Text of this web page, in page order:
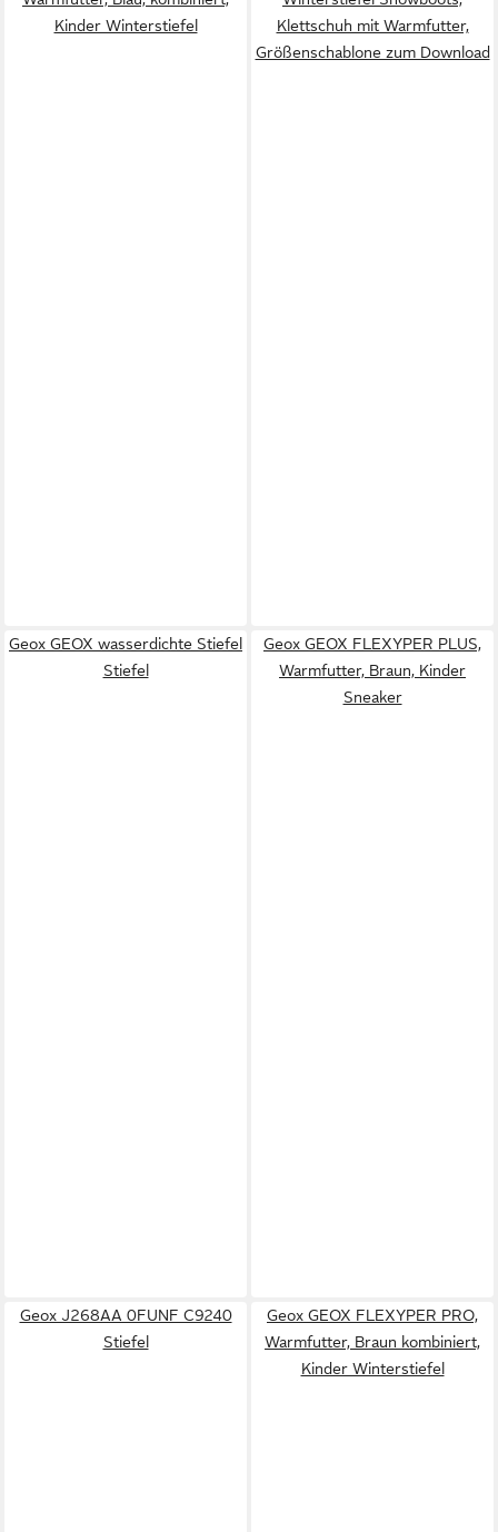
Kinder Winterstiefel
Klettschuh mit Warmfutter,
Größenschablone zum Download
Geox GEOX wasserdichte Stiefel
Stiefel
Geox GEOX FLEXYPER PLUS,
Warmfutter, Braun, Kinder
Sneaker
Geox J268AA 0FUNF C9240
Stiefel
Geox GEOX FLEXYPER PRO,
Warmfutter, Braun kombiniert,
Kinder Winterstiefel